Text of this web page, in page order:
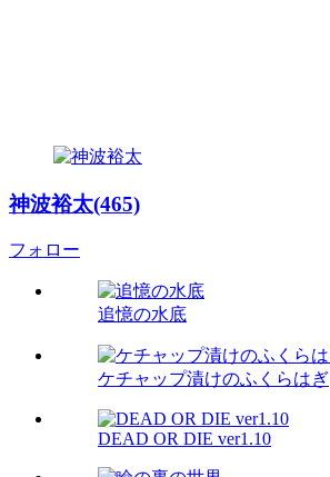
神波裕太(465)
フォロー
追憶の水底
ケチャップ漬けのふくらはぎ
DEAD OR DIE ver1.10